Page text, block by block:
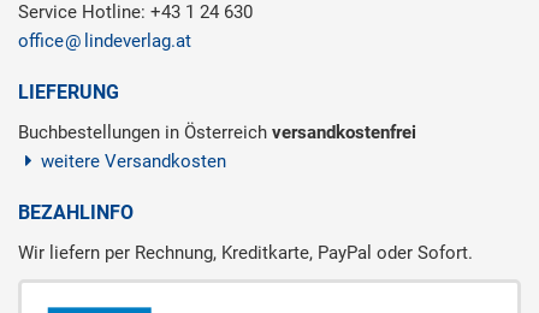
Service Hotline: +43 1 24 630
office
lindeverlag.at
LIEFERUNG
Buchbestellungen in Österreich versandkostenfrei
weitere Versandkosten
BEZAHLINFO
Wir liefern per Rechnung, Kreditkarte, PayPal oder Sofort.